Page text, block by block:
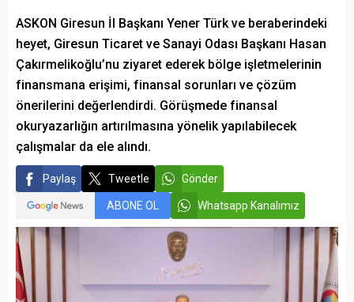
ASKON Giresun İl Başkanı Yener Türk ve beraberindeki
heyet, Giresun Ticaret ve Sanayi Odası Başkanı Hasan
Çakırmelikoğlu’nu ziyaret ederek bölge işletmelerinin
finansmana erişimi, finansal sorunları ve çözüm
önerilerini değerlendirdi. Görüşmede finansal
okuryazarlığın artırılmasına yönelik yapılabilecek
çalışmalar da ele alındı.
Paylaş Tweetle Gönder
ABONE OL Whatsapp Kanalımız